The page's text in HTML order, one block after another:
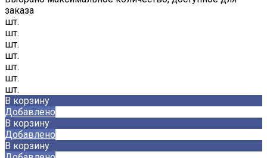
заказа
шт.
шт.
шт.
шт.
шт.
шт.
шт.
В корзину
Добавлено
В корзину
Добавлено
В корзину